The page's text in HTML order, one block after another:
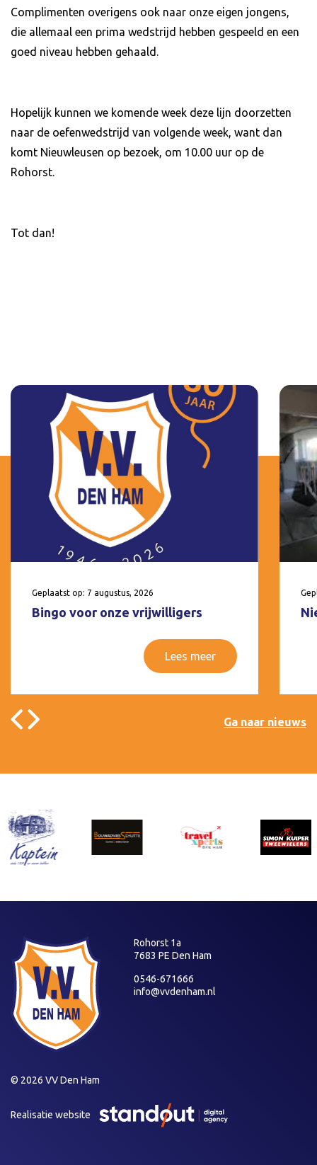
Complimenten overigens ook naar onze eigen jongens,
die allemaal een prima wedstrijd hebben gespeeld en een
goed niveau hebben gehaald.
Hopelijk kunnen we komende week deze lijn doorzetten
naar de oefenwedstrijd van volgende week, want dan
komt Nieuwleusen op bezoek, om 10.00 uur op de
Rohorst.
Tot dan!
Geplaatst op: 7 augustus, 2026
Bingo voor onze vrijwilligers
Lees meer
Ga naar nieuws
Rohorst 1a
7683 PE Den Ham
0546-671666
info@vvdenham.nl
© 2026 VV Den Ham
Realisatie website